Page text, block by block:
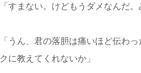
「すまない。けどもうダメなんだ
「うん、君の落胆は痛いほど伝わ
クに教えてくれないか」